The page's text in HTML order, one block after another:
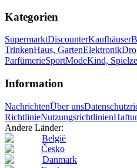
Kategorien
SupermarktDiscounterKaufhäuser
TrinkenHaus, GartenElektronik
ParfümerieSportModeKind,
Information
NachrichtenÜber uns
RichtlinieNutzungsrichtlinien
Andere Länder:
België
Česko
Danmark